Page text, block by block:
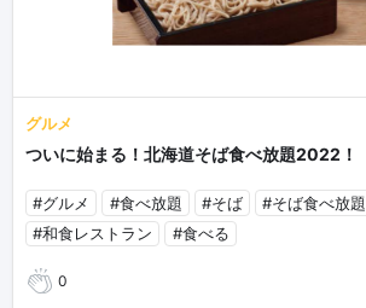
グルメ
ついに始まる！北海道そば食べ放題2022！
#グルメ #食べ放題 #そば #そば食べ放題
#和食レストラン
#食べる
0